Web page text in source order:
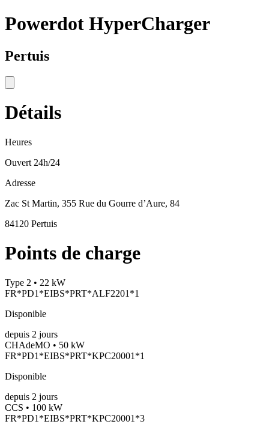
Powerdot HyperCharger
Pertuis
Détails
Heures
Ouvert 24h/24
Adresse
Zac St Martin, 355 Rue du Gourre d’Aure, 84
84120 Pertuis
Points de charge
Type 2 • 22 kW
FR*PD1*EIBS*PRT*ALF2201*1
Disponible
depuis 2 jours
CHAdeMO • 50 kW
FR*PD1*EIBS*PRT*KPC20001*1
Disponible
depuis 2 jours
CCS • 100 kW
FR*PD1*EIBS*PRT*KPC20001*3